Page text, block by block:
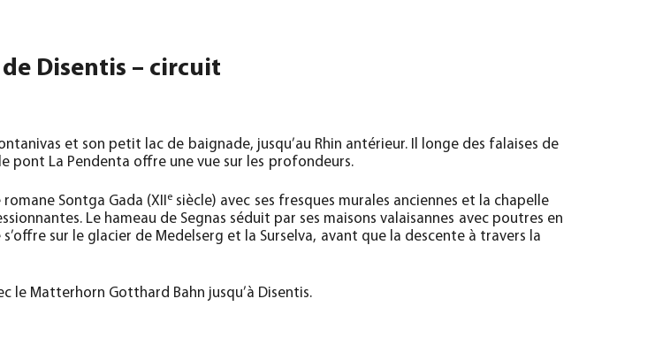
de Disentis – circuit
et son petit lac de baignade, jusqu’au Rhin antérieur. Il longe des falaises de
pont La Pendenta offre une vue sur les profondeurs.
Sontga Gada (XII e siècle) avec ses fresques murales anciennes et la chapelle
Le hameau de Segnas séduit par ses maisons valaisannes avec poutres en
sur le glacier de Medelserg et la Surselva, avant que la descente à travers la
le Matterhorn Gotthard Bahn jusqu’à Disentis.